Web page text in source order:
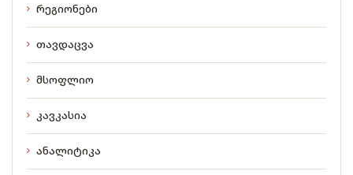
რეგიონები
თავდაცვა
მსოფლიო
კავკასია
ანალიტიკა